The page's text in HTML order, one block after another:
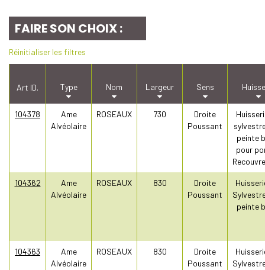
FAIRE SON CHOIX :
Réinitialiser les filtres
Art ID. Type Nom Largeur Sens
104378
Ame
Alvéolaire
ROSEAUX 730
Droite
Poussant
peinte
pour
104362
Ame
Alvéolaire
ROSEAUX 830
Droite
Poussant
peinte
104363
Ame
Alvéolaire
ROSEAUX 830
Droite
Poussant